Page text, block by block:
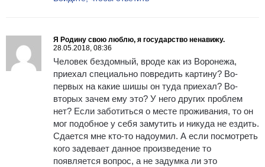
Я Родину свою люблю, я государство ненавижу.
28.05.2018, 08:36
Человек бездомный, вроде как из Воронежа,
приехал специально повредить картину? Во-
первых на какие шишы он туда приехал? Во-
вторых зачем ему это? У него других проблем
нет? Если заботиться о месте проживания, то он
мог подобное у себя замутить и никуда не ездить.
Сдается мне кто-то надоумил. А если посмотреть
кого задевает данное произведение то
появляется вопрос, а не задумка ли это